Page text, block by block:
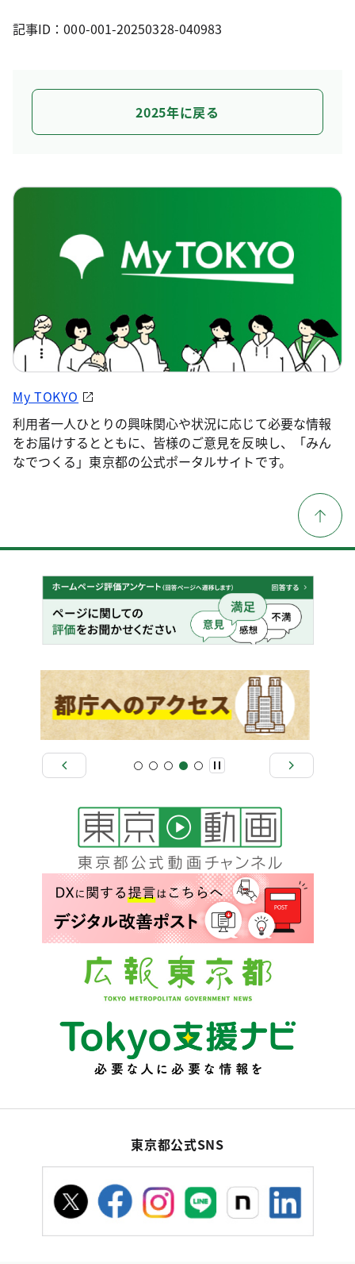
記事ID：000-001-20250328-040983
2025年に戻る
My TOKYO
利用者一人ひとりの興味関心や状況に応じて必要な情報
をお届けするとともに、皆様のご意見を反映し、「みん
なでつくる」東京都の公式ポータルサイトです。
東京都公式SNS